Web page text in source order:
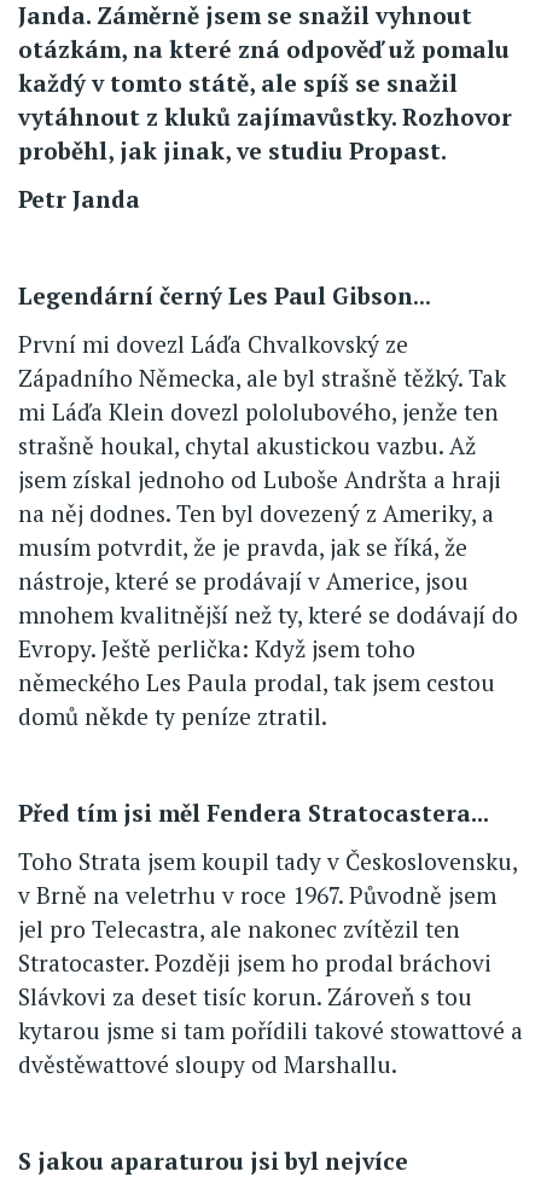
Janda. Záměrně jsem se snažil vyhnout
otázkám, na které zná odpověď už pomalu
každý v tomto státě, ale spíš se snažil
vytáhnout z kluků zajímavůstky. Rozhovor
proběhl, jak jinak, ve studiu Propast.
Petr Janda
Legendární černý Les Paul Gibson...
První mi dovezl Láďa Chvalkovský ze
Západního Německa, ale byl strašně těžký. Tak
mi Láďa Klein dovezl pololubového, jenže ten
strašně houkal, chytal akustickou vazbu. Až
jsem získal jednoho od Luboše Andršta a hraji
na něj dodnes. Ten byl dovezený z Ameriky, a
musím potvrdit, že je pravda, jak se říká, že
nástroje, které se prodávají v Americe, jsou
mnohem kvalitnější než ty, které se dodávají do
Evropy. Ještě perlička: Když jsem toho
německého Les Paula prodal, tak jsem cestou
domů někde ty peníze ztratil.
Před tím jsi měl Fendera Stratocastera...
Toho Strata jsem koupil tady v Československu,
v Brně na veletrhu v roce 1967. Původně jsem
jel pro Telecastra, ale nakonec zvítězil ten
Stratocaster. Později jsem ho prodal bráchovi
Slávkovi za deset tisíc korun. Zároveň s tou
kytarou jsme si tam pořídili takové stowattové a
dvěstěwattové sloupy od Marshallu.
S jakou aparaturou jsi byl nejvíce